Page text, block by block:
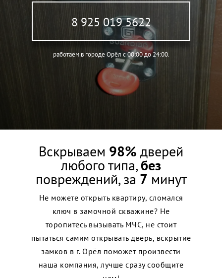
8 925 019 5622
работаем в городе Орёл c 00:00 до 24:00.
Вскрываем 98% дверей
любого типа,без
повреждений, за 7 минут
Не можете открыть квартиру, сломался
ключ в замочной скважине? Не
торопитесь вызывать МЧС, не стоит
пытаться самим открывать дверь, вскрытие
замков в г. Орёл поможет произвести
наша компания, лучше сразу сообщите